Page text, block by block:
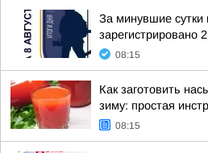
За минувшие сутки
зарегистрировано
08:15
Как заготовить
зиму: простая
08:15